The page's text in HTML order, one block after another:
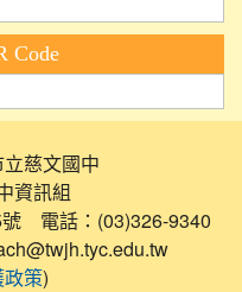
Code
慈文國中
資訊組
號 電話：(03)326-9340
政策)